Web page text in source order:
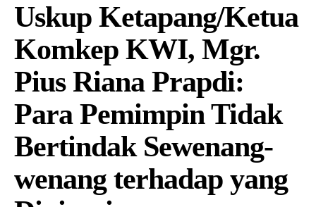
Uskup Ketapang/Ketua
Komkep KWI, Mgr.
Pius Riana Prapdi:
Para Pemimpin Tidak
Bertindak Sewenang-
wenang terhadap yang